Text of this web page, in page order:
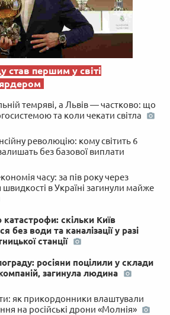
став першим у світі
темряві, а Львів — частково: що
та коли чекати світла
революцію: кому світить 6
без базової виплати
часу: за пів року через
в Україні загинули майже
катастрофи: скільки Київ
без води та каналізації у разі
станції
росіяни поцілили у склади
загинула людина
як прикордонники влаштували
на російські дрони «Молнія»